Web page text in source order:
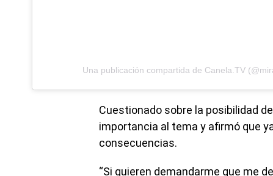
Una publicación compartida de Canela.TV
Cuestionado sobre la posibilidad
importancia al tema y afirmó que
consecuencias.
“Si quieren demandarme que me